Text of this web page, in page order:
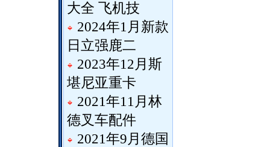
大全 飞机技
2024年1月新款
日立强鹿二
2023年12月斯
堪尼亚重卡
2021年11月林
德叉车配件
2021年9月德国